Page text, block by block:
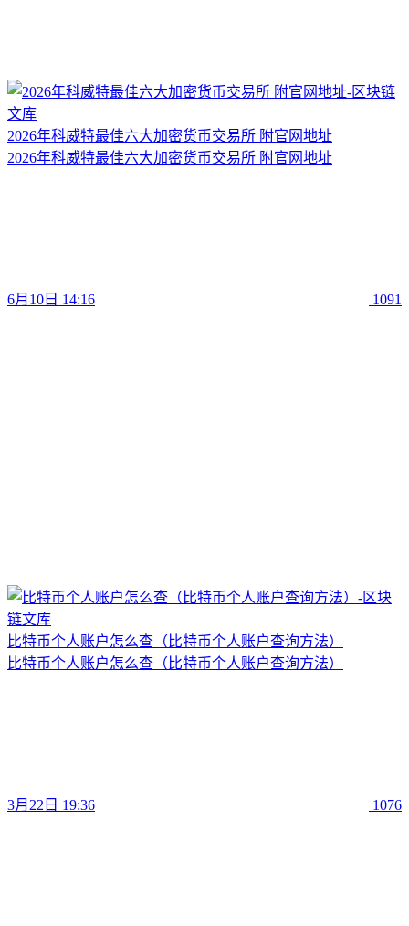
2026年科威特最佳六大加密货币交易所 附官网地址
2026年科威特最佳六大加密货币交易所 附官网地址
6月10日 14:16 1091
比特币个人账户怎么查（比特币个人账户查询方法）
比特币个人账户怎么查（比特币个人账户查询方法）
3月22日 19:36 1076